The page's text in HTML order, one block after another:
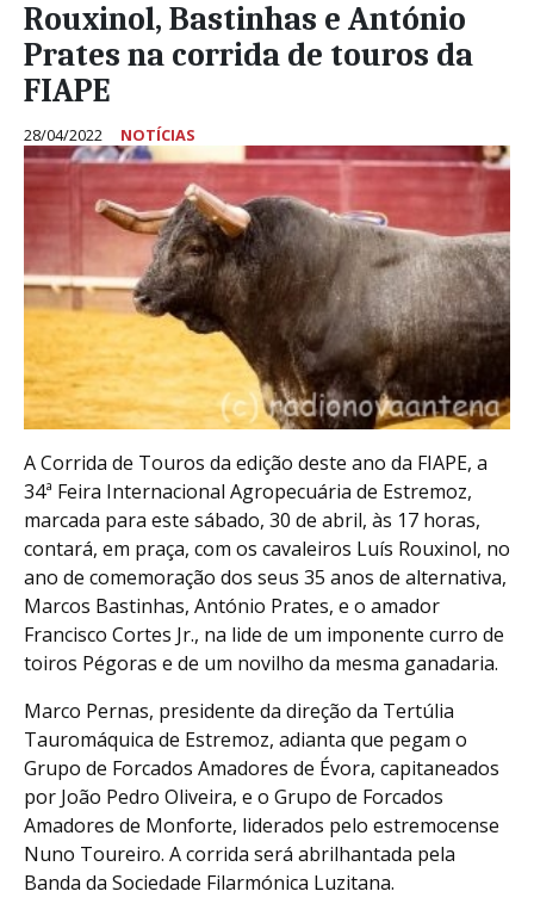
Rouxinol, Bastinhas e António
Prates na corrida de touros da
FIAPE
28/04/2022 NOTÍCIAS
A Corrida de Touros da edição deste ano da FIAPE, a
34ª Feira Internacional Agropecuária de Estremoz,
marcada para este sábado, 30 de abril, às 17 horas,
contará, em praça, com os cavaleiros Luís Rouxinol, no
ano de comemoração dos seus 35 anos de alternativa,
Marcos Bastinhas, António Prates, e o amador
Francisco Cortes Jr., na lide de um imponente curro de
toiros Pégoras e de um novilho da mesma ganadaria.
Marco Pernas, presidente da direção da Tertúlia
Tauromáquica de Estremoz, adianta que pegam o
Grupo de Forcados Amadores de Évora, capitaneados
por João Pedro Oliveira, e o Grupo de Forcados
Amadores de Monforte, liderados pelo estremocense
Nuno Toureiro. A corrida será abrilhantada pela
Banda da Sociedade Filarmónica Luzitana.